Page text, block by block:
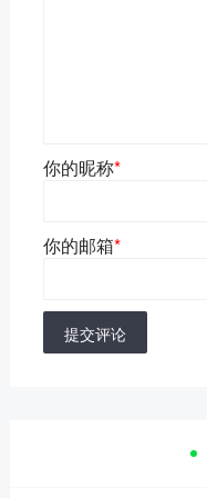
你的昵称*
你的邮箱*
提交评论